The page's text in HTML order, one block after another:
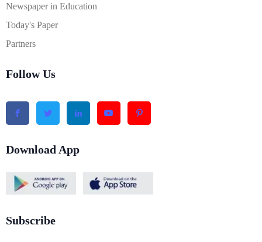
Newspaper in Education
Today's Paper
Partners
Follow Us
Download App
Subscribe